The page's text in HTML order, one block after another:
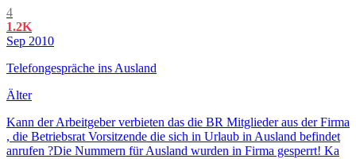
4
1.2K
Sep 2010
Telefongespräche ins Ausland
Älter
Kann der Arbeitgeber verbieten das die BR Mitglieder aus der Firma
, die Betriebsrat Vorsitzende die sich in Urlaub in Ausland befindet
anrufen ?Die Nummern für Ausland wurden in Firma gesperrt! Ka